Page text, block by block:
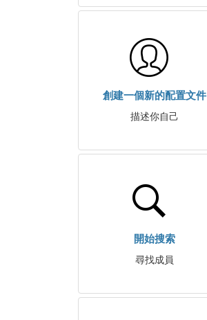
創建一個新的配置文件
描述你自己
開始搜索
尋找成員